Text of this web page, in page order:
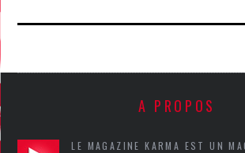
A PROPOS
LE MAGAZINE KARMA EST UN